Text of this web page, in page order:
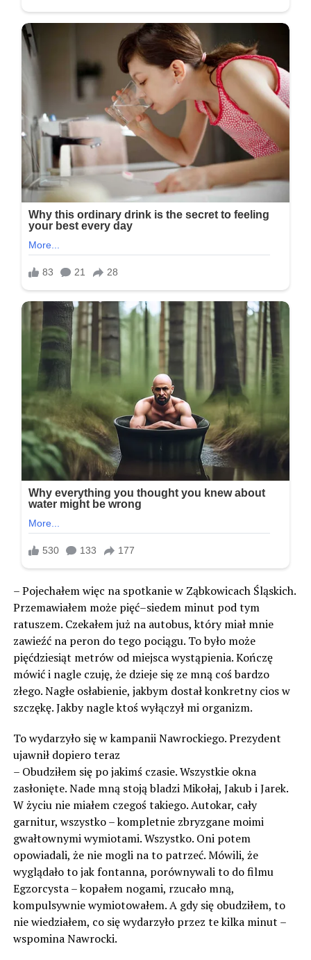
– Pojechałem więc na spotkanie w Ząbkowicach Śląskich.
Przemawiałem może pięć–siedem minut pod tym
ratuszem. Czekałem już na autobus, który miał mnie
zawieźć na peron do tego pociągu. To było może
pięćdziesiąt metrów od miejsca wystąpienia. Kończę
mówić i nagle czuję, że dzieje się ze mną coś bardzo
złego. Nagłe osłabienie, jakbym dostał konkretny cios w
szczękę. Jakby nagle ktoś wyłączył mi organizm.
To wydarzyło się w kampanii Nawrockiego. Prezydent
ujawnił dopiero teraz
– Obudziłem się po jakimś czasie. Wszystkie okna
zasłonięte. Nade mną stoją bladzi Mikołaj, Jakub i Jarek.
W życiu nie miałem czegoś takiego. Autokar, cały
garnitur, wszystko – kompletnie zbryzgane moimi
gwałtownymi wymiotami. Wszystko. Oni potem
opowiadali, że nie mogli na to patrzeć. Mówili, że
wyglądało to jak fontanna, porównywali to do filmu
Egzorcysta – kopałem nogami, rzucało mną,
kompulsywnie wymiotowałem. A gdy się obudziłem, to
nie wiedziałem, co się wydarzyło przez te kilka minut –
wspomina Nawrocki.